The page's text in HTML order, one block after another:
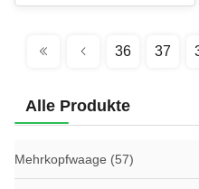
36 37
Alle Produkte
Mehrkopfwaage (57)